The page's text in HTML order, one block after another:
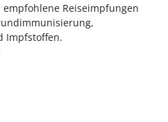
Reiseimpfungen
Impfstoffen.